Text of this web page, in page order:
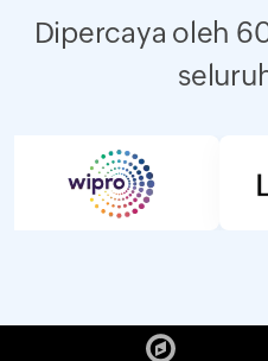
Dipercaya oleh